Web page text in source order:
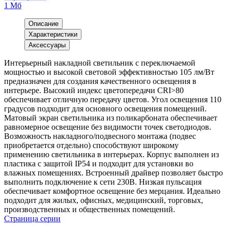
1 Мб
Описание
Характеристики
Аксессуары
Интерьерный накладной светильник с переключаемой
мощностью и высокой световой эффективностью 105 лм/Вт
предназначен для создания качественного освещения в
интерьере. Высокий индекс цветопередачи CRI>80
обеспечивает отличную передачу цветов. Угол освещения 110
градусов подходит для основного освещения помещений.
Матовый экран светильника из поликарбоната обеспечивает
равномерное освещение без видимости точек светодиодов.
Возможность накладного/подвесного монтажа (подвес
приобретается отдельно) способствуют широкому
применению светильника в интерьерах. Корпус выполнен из
пластика с защитой IP54 и подходит для установки во
влажных помещениях. Встроенный драйвер позволяет быстро
выполнить подключение к сети 230В. Низкая пульсация
обеспечивает комфортное освещение без мерцания. Идеально
подходит для жилых, офисных, медицинский, торговых,
производственных и общественных помещений.
Страница серии